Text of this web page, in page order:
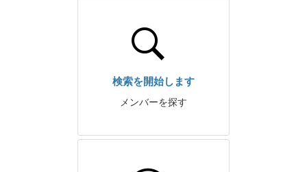
検索を開始します
メンバーを探す